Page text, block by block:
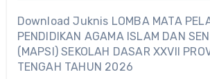
Download Juknis LOMBA MATA
PENDIDIKAN AGAMA ISLAM DAN
(MAPSI) SEKOLAH DASAR XXVII
TENGAH TAHUN 2026